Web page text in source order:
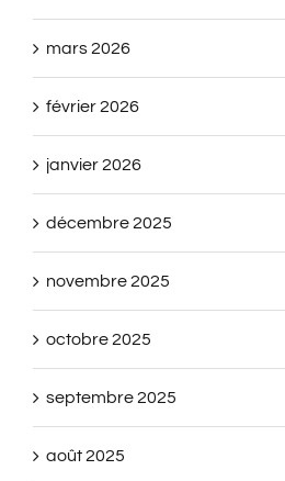
mars 2026
février 2026
janvier 2026
décembre 2025
novembre 2025
octobre 2025
septembre 2025
août 2025